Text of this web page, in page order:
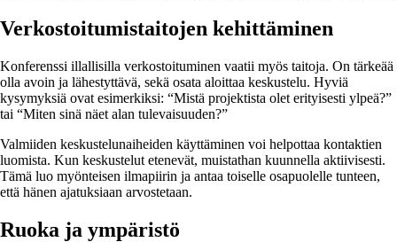
Verkostoitumistaitojen kehittäminen
Konferenssi illallisilla verkostoituminen vaatii myös taitoja. On tärkeää
olla avoin ja lähestyttävä, sekä osata aloittaa keskustelu. Hyviä
kysymyksiä ovat esimerkiksi: “Mistä projektista olet erityisesti ylpeä?”
tai “Miten sinä näet alan tulevaisuuden?”
Valmiiden keskustelunaiheiden käyttäminen voi helpottaa kontaktien
luomista. Kun keskustelut etenevät, muistathan kuunnella aktiivisesti.
Tämä luo myönteisen ilmapiirin ja antaa toiselle osapuolelle tunteen,
että hänen ajatuksiaan arvostetaan.
Ruoka ja ympäristö